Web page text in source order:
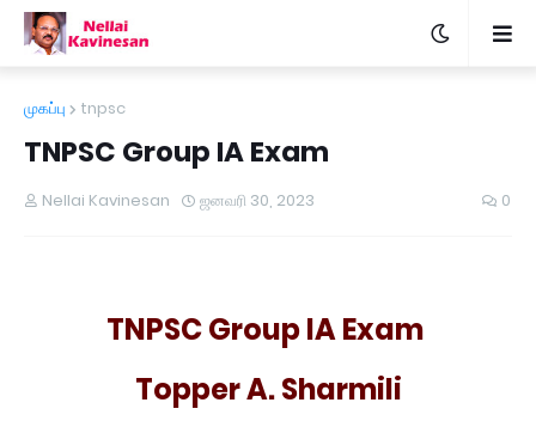
முகப்பு tnpsc
TNPSC Group IA Exam
Nellai Kavinesan ஜனவரி 30, 2023 0
TNPSC Group IA Exam
Topper A. Sharmili